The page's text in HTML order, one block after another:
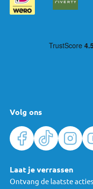
Volg ons
Laat je verrassen
Ontvang de laatste